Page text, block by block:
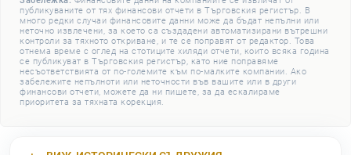
публикуваните от тях финансови отчети в Търговския регистър. В
много редки случаи финансовите данни може да бъдат непълни или
неточно извлечени, за което са създадени автоматизирани вътрешни
контроли за тяхното откриване, и те се поправят от редактор. Това
отнема време с оглед на стотиците хиляди отчети, които всяка година
се публикуват в Търговския регистър, като ние поправяме
несъответствията от по-големите към по-малките компании. Ако
забележите непълноти или неточности във вашите или в други
финансови отчети, можете да ни пишете, за да ескалираме
приоритета за тяхната корекция.